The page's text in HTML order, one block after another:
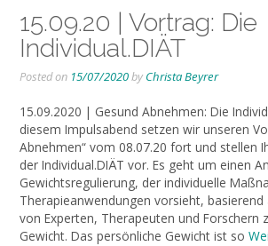
15.09.20 | Vortrag: Die
Individual.DIÄT
Posted on 15/07/2020by Christa Beyrer
15.09.2020 | Gesund Abnehmen: Die
diesem Impulsabend setzen wir unseren
Abnehmen“ vom 08.07.20 fort und stellen
der Individual.DIÄT vor. Es geht um einen
Gewichtsregulierung, der individuelle
Therapieanwendungen vorsieht, basierend
von Experten, Therapeuten und Forschern
Gewicht. Das persönliche Gewicht ist so